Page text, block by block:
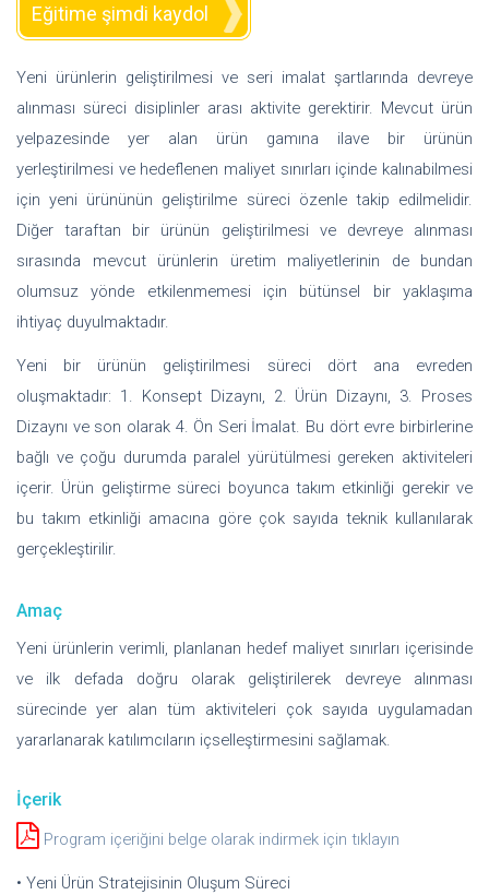
Eğitime şimdi kaydol
Yeni ürünlerin geliştirilmesi ve seri imalat şartlarında devreye
alınması süreci disiplinler arası aktivite gerektirir. Mevcut ürün
yelpazesinde yer alan ürün gamına ilave bir ürünün
yerleştirilmesi ve hedeflenen maliyet sınırları içinde kalınabilmesi
için yeni ürününün geliştirilme süreci özenle takip edilmelidir.
Diğer taraftan bir ürünün geliştirilmesi ve devreye alınması
sırasında mevcut ürünlerin üretim maliyetlerinin de bundan
olumsuz yönde etkilenmemesi için bütünsel bir yaklaşıma
ihtiyaç duyulmaktadır.
Yeni bir ürünün geliştirilmesi süreci dört ana evreden
oluşmaktadır: 1. Konsept Dizaynı, 2. Ürün Dizaynı, 3. Proses
Dizaynı ve son olarak 4. Ön Seri İmalat. Bu dört evre birbirlerine
bağlı ve çoğu durumda paralel yürütülmesi gereken aktiviteleri
içerir. Ürün geliştirme süreci boyunca takım etkinliği gerekir ve
bu takım etkinliği amacına göre çok sayıda teknik kullanılarak
gerçekleştirilir.
Amaç
Yeni ürünlerin verimli, planlanan hedef maliyet sınırları içerisinde
ve ilk defada doğru olarak geliştirilerek devreye alınması
sürecinde yer alan tüm aktiviteleri çok sayıda uygulamadan
yararlanarak katılımcıların içselleştirmesini sağlamak.
İçerik
Program içeriğini belge olarak indirmek için tıklayın
• Yeni Ürün Stratejisinin Oluşum Süreci